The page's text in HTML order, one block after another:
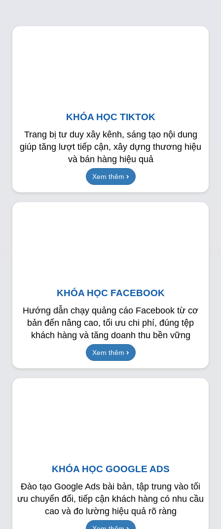
KHÓA HỌC TIKTOK
Trang bị tư duy xây kênh, sáng tạo nội dung
giúp tăng lượt tiếp cận, xây dựng thương hiệu
và bán hàng hiệu quả
Xem thêm
KHÓA HỌC FACEBOOK
Hướng dẫn chạy quảng cáo Facebook từ cơ
bản đến nâng cao, tối ưu chi phí, đúng tệp
khách hàng và tăng doanh thu bền vững
Xem thêm
KHÓA HỌC GOOGLE ADS
Đào tạo Google Ads bài bản, tập trung vào tối
ưu chuyển đổi, tiếp cận khách hàng có nhu cầu
cao và đo lường hiệu quả rõ ràng